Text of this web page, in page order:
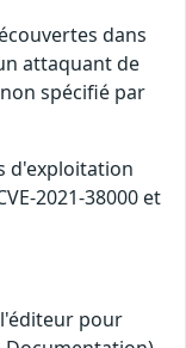
dans
attaquant de
spécifié par
d'exploitation
2021-38000 et
pour